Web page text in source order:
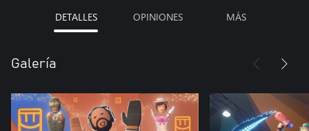
DETALLES OPINIONES MÁS
Galería